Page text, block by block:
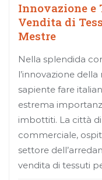
Innovazione e
Vendita di
Mestre
Nella splendida
l’innovazione
sapiente fare
estrema
imbottiti. La città
commerciale,
settore
vendita di tessuti